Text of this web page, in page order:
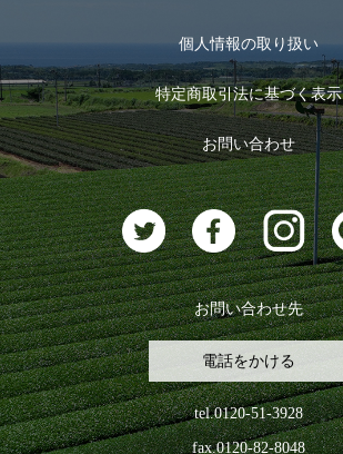
お茶のギフト
おすすめのお茶
お茶に合うスイーツ
ログイン
ログアウト
個人情報の取り扱い
特定商取引法に基づく表示
お問い合わせ
お問い合わせ先
電話をかける
tel.0120-51-3928
fax.0120-82-8048